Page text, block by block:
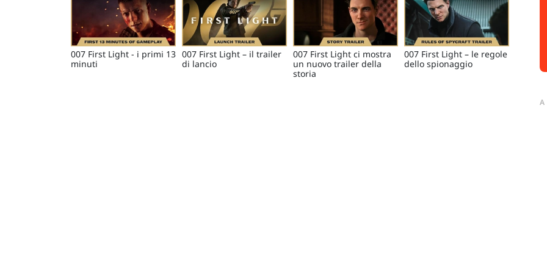
007 First Light - i primi 13
minuti
007 First Light – il trailer
di lancio
007 First Light ci mostra
un nuovo trailer della
storia
007 First Light – le regole
dello spionaggio